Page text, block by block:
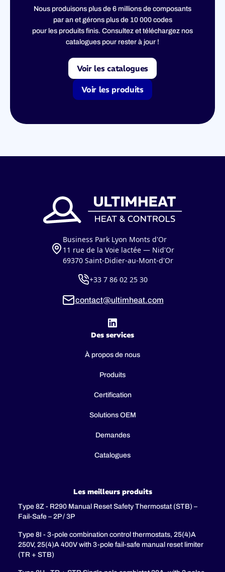
Nous produisons plus de 6 millions de composants
par an et gérons plus de 10 000 codes
pour les produits finis. Consultez et téléchargez nos
catalogues pour rester à jour !
Voir les catalogues
Voir les produits
Business Park Lyon Monts d'Or
11 rue de la Voie lactée — Nid'Or
69370 Saint-Didier-au-Mont-d'Or
+33 7 86 02 25 30
contact@ultimheat.com
Des services
À propos de nous
Produits
Certification
Solutions OEM
Demandes
Catalogues
Les meilleurs produits
Type 8Z - R290 Manual Reset Safety Thermostat (STB) –
Fail-Safe – 2P / 3P
Type 8I - 3-pole combination control thermostats, 25(4)A
250V, 25(4)A 400V with 3-pole fail-safe manual reset limiter
(TR + STB)